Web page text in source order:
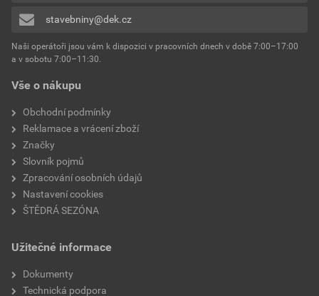
Přidávat hodnocení může pouze přihlášený uživatel.
Vše o nákupu
Obchodní podmínky
Reklamace a vrácení zboží
Značky
Slovník pojmů
Zpracování osobních údajů
Nastavení cookies
ŠTĚDRÁ SEZÓNA
Užitečné informace
Dokumenty
Technická podpora
stavebniny@dek.cz
Naši operátoři jsou vám k dispozici v pracovních dnech v době 7:00–17:00
a v sobotu 7:00–11:30.